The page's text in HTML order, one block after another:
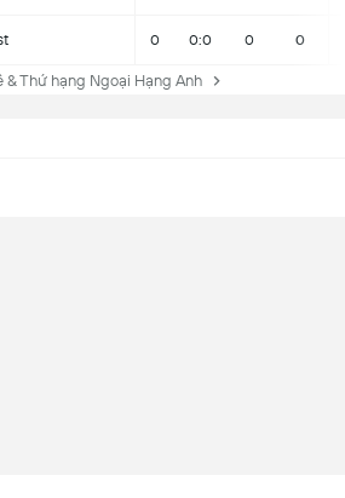
0 0:0 0 0
Thứ hạng Ngoại Hạng Anh